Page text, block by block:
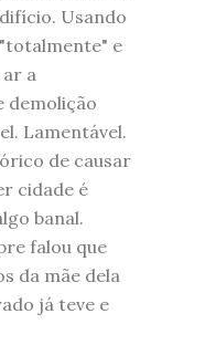
Usando
e
a
demolição
Lamentável.
de causar
cidade é
banal.
falou que
da mãe dela
já teve e